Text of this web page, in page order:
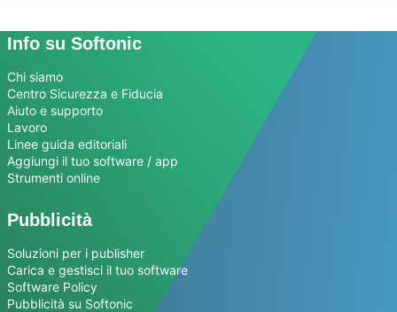
Info su Softonic
Chi siamo
Centro Sicurezza e Fiducia
Aiuto e supporto
Lavoro
Linee guida editoriali
Aggiungi il tuo software / app
Strumenti online
Pubblicità
Soluzioni per i publisher
Carica e gestisci il tuo software
Software Policy
Pubblicità su Softonic